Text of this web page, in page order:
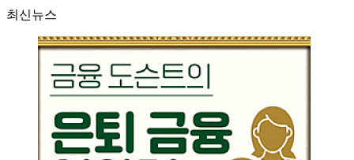
최신뉴스